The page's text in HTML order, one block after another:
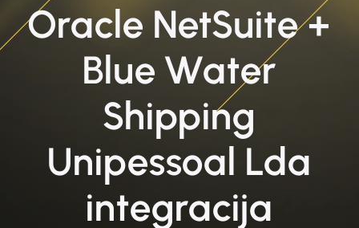
Oracle NetSuite +
Blue Water
Shipping
Unipessoal Lda
integracija